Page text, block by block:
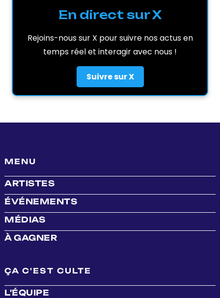
En direct sur X
Rejoins-nous sur X pour suivre nos actus en
temps réel et interagir avec nous !
Suivre sur X
MENU
ARTISTES
ÉVÉNEMENTS
MÉDIAS
À GAGNER
ÇA C'EST CULTE
L'ÉQUIPE